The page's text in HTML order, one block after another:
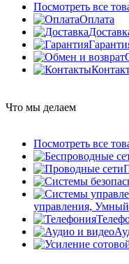
Посмотреть все
Оплата
Что мы делаем
Посмотреть все
управления,